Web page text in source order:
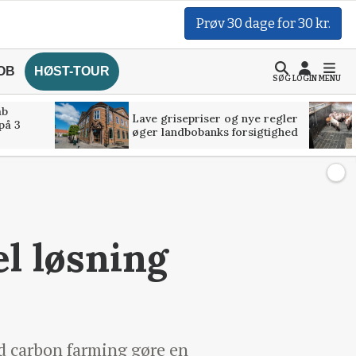
Prøv 30 dage for 30 kr.
HØST-TOUR
SØGLOGINMENU
3
Lave grisepriser og nye regler
øger landbobanks forsigtighed
løsning
carbon farming gøre en